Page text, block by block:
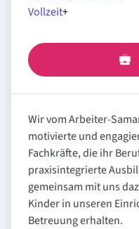
Vollzeit+
Wir vom Arbeiter-
motivierte und
Fachkräfte, die ihr
praxisintegrierte
gemeinsam mit uns
Kinder in unseren
Betreuung erhalten.